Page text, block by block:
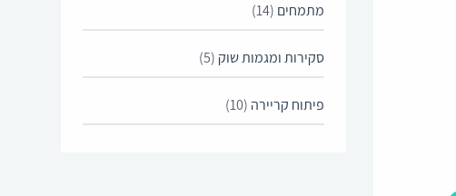
מתמחים (14)
סקירות ומגמות שוק (5)
פיתוח קריירה (10)